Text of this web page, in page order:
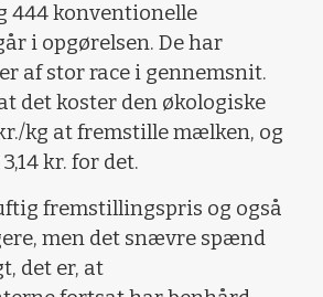
444 konventionelle
i opgørelsen. De har
af stor race i gennemsnit.
det koster den økologiske
kg at fremstille mælken, og
kr. for det.
fremstillingspris og også
men det snævre spænd
det er, at